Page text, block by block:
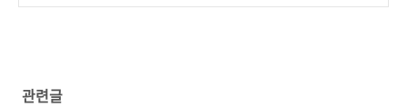
관련글